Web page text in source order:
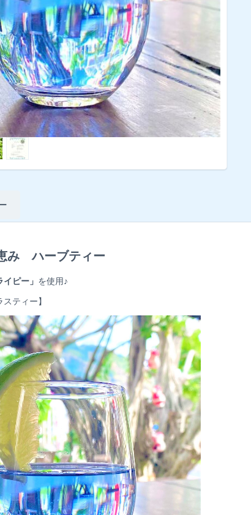
み ハーブティー
イピー」 を使用♪
ティー】